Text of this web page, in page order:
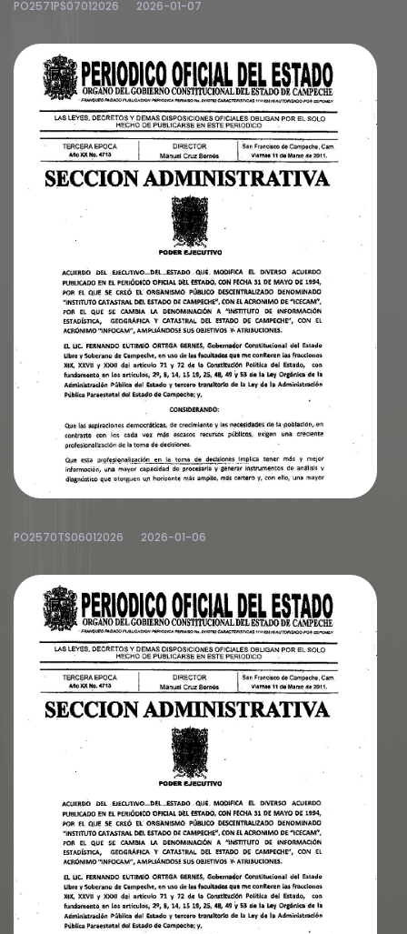
PO2571PS07012026 2026-01-07
PO2570TS06012026 2026-01-06